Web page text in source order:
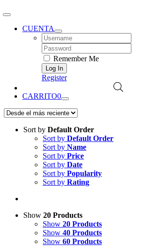
CUENTA
Username:
Password:
Remember Me
Register
CARRITO0
Sort by Default Order
Sort by Default Order
Sort by Name
Sort by Price
Sort by Date
Sort by Popularity
Sort by Rating
Show 20 Products
Show 20 Products
Show 40 Products
Show 60 Products